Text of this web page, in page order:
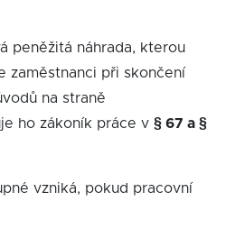
peněžitá náhrada, kterou
zaměstnanci při skončení
na straně
ho zákoník práce v § 67 a §
vzniká, pokud pracovní